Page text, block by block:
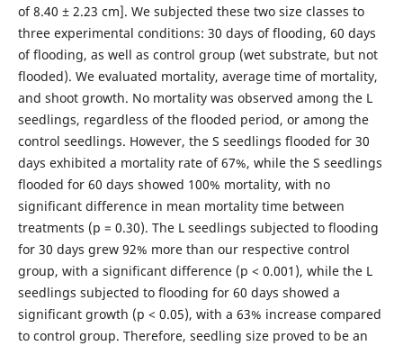
of 8.40 ± 2.23 cm]. We subjected these two size classes to
three experimental conditions: 30 days of flooding, 60 days
of flooding, as well as control group (wet substrate, but not
flooded). We evaluated mortality, average time of mortality,
and shoot growth. No mortality was observed among the L
seedlings, regardless of the flooded period, or among the
control seedlings. However, the S seedlings flooded for 30
days exhibited a mortality rate of 67%, while the S seedlings
flooded for 60 days showed 100% mortality, with no
significant difference in mean mortality time between
treatments (p = 0.30). The L seedlings subjected to flooding
for 30 days grew 92% more than our respective control
group, with a significant difference (p < 0.001), while the L
seedlings subjected to flooding for 60 days showed a
significant growth (p < 0.05), with a 63% increase compared
to control group. Therefore, seedling size proved to be an